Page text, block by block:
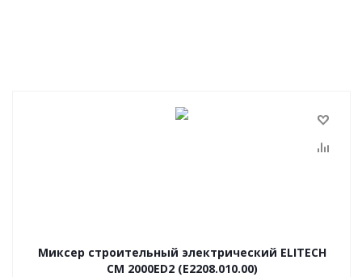
Миксер строительный электрический ELITECH
CM 2000ED2 (E2208.010.00)